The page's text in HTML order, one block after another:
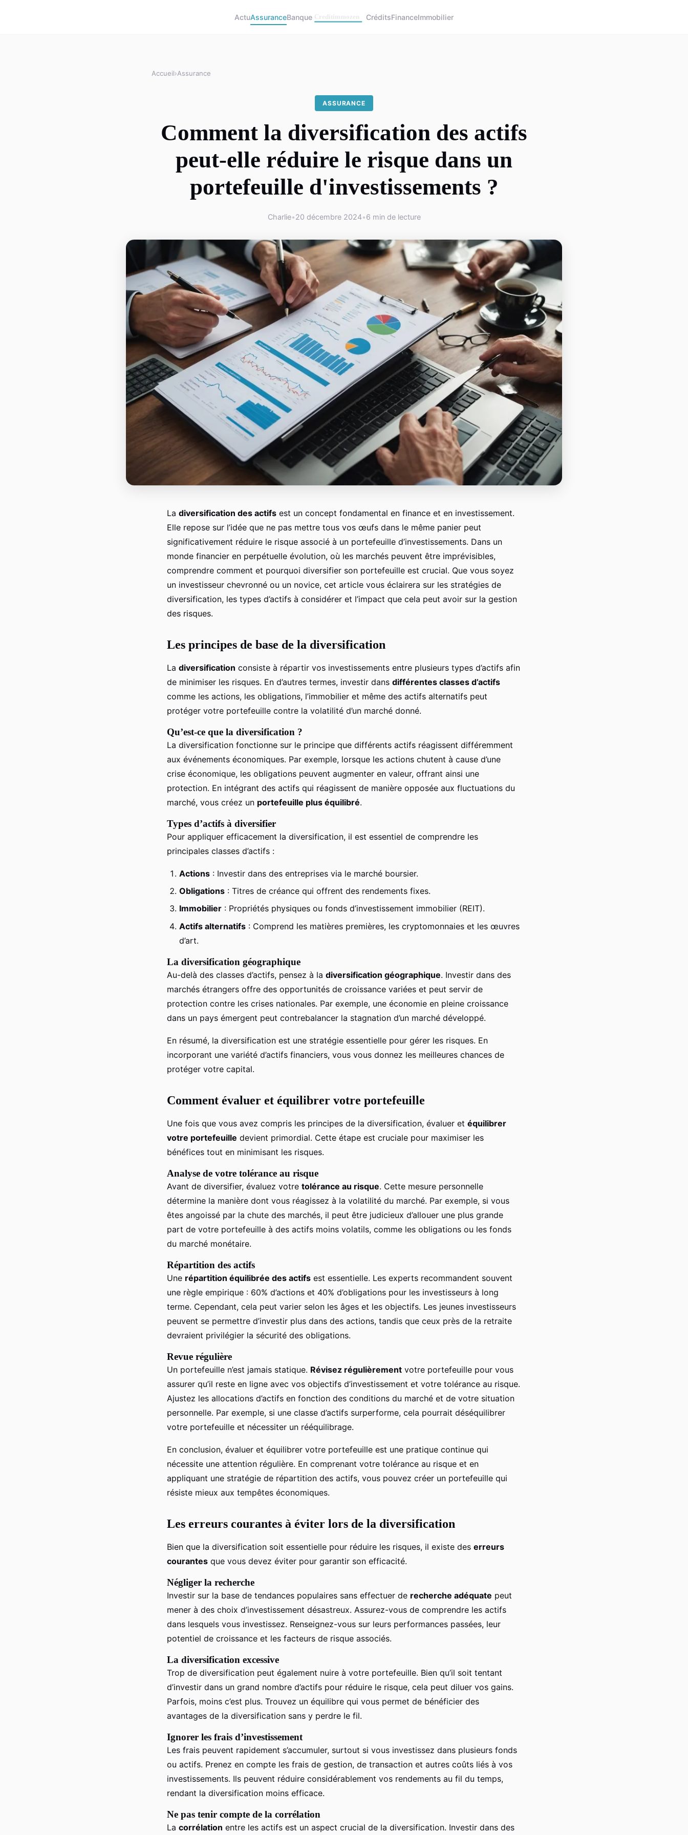
ActuAssuranceBanque CréditsFinanceImmobilier
Accueil›Assurance
ASSURANCE
Comment la diversification des actifs
peut-elle réduire le risque dans un
portefeuille d'investissements ?
Charlie•20 décembre 2024•6 min de lecture
La diversification des actifs est un concept fondamental en finance et en investissement.
Elle repose sur l’idée que ne pas mettre tous vos œufs dans le même panier peut
significativement réduire le risque associé à un portefeuille d’investissements. Dans un
monde financier en perpétuelle évolution, où les marchés peuvent être imprévisibles,
comprendre comment et pourquoi diversifier son portefeuille est crucial. Que vous soyez
un investisseur chevronné ou un novice, cet article vous éclairera sur les stratégies de
diversification, les types d’actifs à considérer et l’impact que cela peut avoir sur la gestion
des risques.
Les principes de base de la diversification
La diversification consiste à répartir vos investissements entre plusieurs types d’actifs afin
de minimiser les risques. En d’autres termes, investir dans différentes classes d’actifs
comme les actions, les obligations, l’immobilier et même des actifs alternatifs peut
protéger votre portefeuille contre la volatilité d’un marché donné.
Qu’est-ce que la diversification ?
La diversification fonctionne sur le principe que différents actifs réagissent différemment
aux événements économiques. Par exemple, lorsque les actions chutent à cause d’une
crise économique, les obligations peuvent augmenter en valeur, offrant ainsi une
protection. En intégrant des actifs qui réagissent de manière opposée aux fluctuations du
marché, vous créez un portefeuille plus équilibré.
Types d’actifs à diversifier
Pour appliquer efficacement la diversification, il est essentiel de comprendre les
principales classes d’actifs :
Actions : Investir dans des entreprises via le marché boursier.
Obligations : Titres de créance qui offrent des rendements fixes.
Immobilier : Propriétés physiques ou fonds d’investissement immobilier (REIT).
Actifs alternatifs : Comprend les matières premières, les cryptomonnaies et les œuvres
d’art.
La diversification géographique
Au-delà des classes d’actifs, pensez à la diversification géographique. Investir dans des
marchés étrangers offre des opportunités de croissance variées et peut servir de
protection contre les crises nationales. Par exemple, une économie en pleine croissance
dans un pays émergent peut contrebalancer la stagnation d’un marché développé.
En résumé, la diversification est une stratégie essentielle pour gérer les risques. En
incorporant une variété d’actifs financiers, vous vous donnez les meilleures chances de
protéger votre capital.
Comment évaluer et équilibrer votre portefeuille
Une fois que vous avez compris les principes de la diversification, évaluer et équilibrer
votre portefeuille devient primordial. Cette étape est cruciale pour maximiser les
bénéfices tout en minimisant les risques.
Analyse de votre tolérance au risque
Avant de diversifier, évaluez votre tolérance au risque. Cette mesure personnelle
détermine la manière dont vous réagissez à la volatilité du marché. Par exemple, si vous
êtes angoissé par la chute des marchés, il peut être judicieux d’allouer une plus grande
part de votre portefeuille à des actifs moins volatils, comme les obligations ou les fonds
du marché monétaire.
Répartition des actifs
Une répartition équilibrée des actifs est essentielle. Les experts recommandent souvent
une règle empirique : 60% d’actions et 40% d’obligations pour les investisseurs à long
terme. Cependant, cela peut varier selon les âges et les objectifs. Les jeunes investisseurs
peuvent se permettre d’investir plus dans des actions, tandis que ceux près de la retraite
devraient privilégier la sécurité des obligations.
Revue régulière
Un portefeuille n’est jamais statique. Révisez régulièrement votre portefeuille pour vous
assurer qu’il reste en ligne avec vos objectifs d’investissement et votre tolérance au risque.
Ajustez les allocations d’actifs en fonction des conditions du marché et de votre situation
personnelle. Par exemple, si une classe d’actifs surperforme, cela pourrait déséquilibrer
votre portefeuille et nécessiter un rééquilibrage.
En conclusion, évaluer et équilibrer votre portefeuille est une pratique continue qui
nécessite une attention régulière. En comprenant votre tolérance au risque et en
appliquant une stratégie de répartition des actifs, vous pouvez créer un portefeuille qui
résiste mieux aux tempêtes économiques.
Les erreurs courantes à éviter lors de la diversification
Bien que la diversification soit essentielle pour réduire les risques, il existe des erreurs
courantes que vous devez éviter pour garantir son efficacité.
Négliger la recherche
Investir sur la base de tendances populaires sans effectuer de recherche adéquate peut
mener à des choix d’investissement désastreux. Assurez-vous de comprendre les actifs
dans lesquels vous investissez. Renseignez-vous sur leurs performances passées, leur
potentiel de croissance et les facteurs de risque associés.
La diversification excessive
Trop de diversification peut également nuire à votre portefeuille. Bien qu’il soit tentant
d’investir dans un grand nombre d’actifs pour réduire le risque, cela peut diluer vos gains.
Parfois, moins c’est plus. Trouvez un équilibre qui vous permet de bénéficier des
avantages de la diversification sans y perdre le fil.
Ignorer les frais d’investissement
Les frais peuvent rapidement s’accumuler, surtout si vous investissez dans plusieurs fonds
ou actifs. Prenez en compte les frais de gestion, de transaction et autres coûts liés à vos
investissements. Ils peuvent réduire considérablement vos rendements au fil du temps,
rendant la diversification moins efficace.
Ne pas tenir compte de la corrélation
La corrélation entre les actifs est un aspect crucial de la diversification. Investir dans des